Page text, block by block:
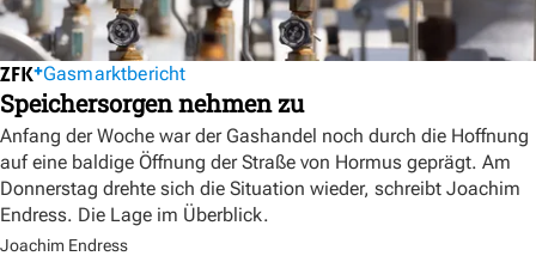
Gasmarktbericht
Speichersorgen nehmen zu
Anfang der Woche war der Gashandel noch durch die Hoffnung
auf eine baldige Öffnung der Straße von Hormus geprägt. Am
Donnerstag drehte sich die Situation wieder, schreibt Joachim
Endress. Die Lage im Überblick.
Joachim Endress